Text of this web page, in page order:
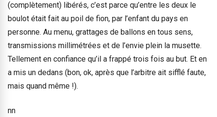
(complètement) libérés, c’est parce qu’entre les deux le
boulot était fait au poil de fion, par l’enfant du pays en
personne. Au menu, grattages de ballons en tous sens,
transmissions millimétrées et de l’envie plein la musette.
Tellement en confiance qu’il a frappé trois fois au but. Et en
a mis un dedans (bon, ok, après que l’arbitre ait sifflé faute,
mais quand même !).
nn